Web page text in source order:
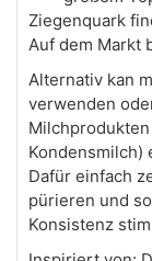
Ziegenquark
Auf dem Markt
Alternativ kan
verwenden
Kondensmilch)
Dafür einfach
pürieren und
Konsistenz